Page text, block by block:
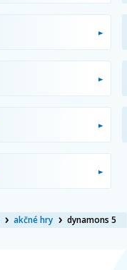
akčné hry dynamons 5